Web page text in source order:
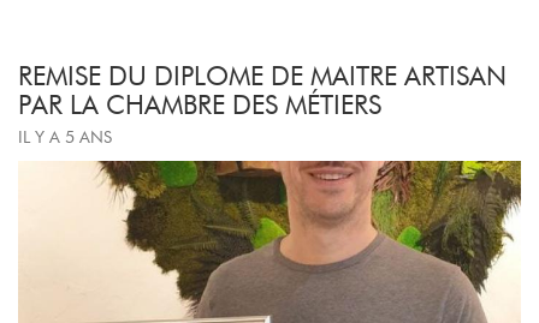
REMISE DU DIPLOME DE MAITRE ARTISAN
PAR LA CHAMBRE DES MÉTIERS
IL Y A 5 ANS